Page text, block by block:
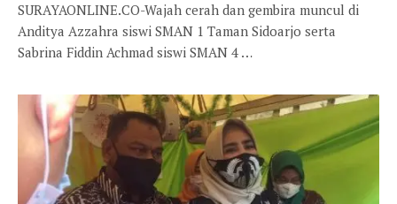
SURAYAONLINE.CO-Wajah cerah dan gembira muncul di
Anditya Azzahra siswi SMAN 1 Taman Sidoarjo serta
Sabrina Fiddin Achmad siswi SMAN 4 …